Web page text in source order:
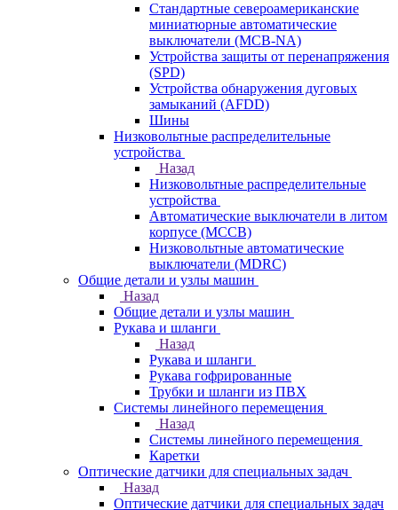
Стандартные североамериканские
миниатюрные автоматические
выключатели (MCB-NA)
Устройства защиты от перенапряжения
(SPD)
Устройства обнаружения дуговых
замыканий (AFDD)
Шины
Низковольтные распределительные
устройства
Назад
Низковольтные распределительные
устройства
Автоматические выключатели в литом
корпусе (MCCB)
Низковольтные автоматические
выключатели (MDRC)
Общие детали и узлы машин
Назад
Общие детали и узлы машин
Рукава и шланги
Назад
Рукава и шланги
Рукава гофрированные
Трубки и шланги из ПВХ
Системы линейного перемещения
Назад
Системы линейного перемещения
Каретки
Оптические датчики для специальных задач
Назад
Оптические датчики для специальных задач